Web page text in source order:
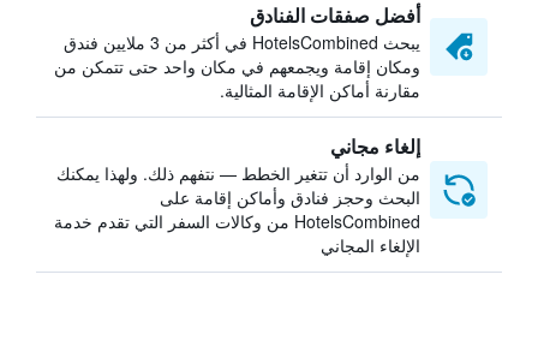
أفضل صفقات الفنادق
يبحث HotelsCombined في أكثر من 3 ملايين فندق
ومكان إقامة ويجمعهم في مكان واحد حتى تتمكن من
مقارنة أماكن الإقامة المثالية.
إلغاء مجاني
من الوارد أن تتغير الخطط — نتفهم ذلك. ولهذا يمكنك
البحث وحجز فنادق وأماكن إقامة على
HotelsCombined من وكالات السفر التي تقدم خدمة
الإلغاء المجاني